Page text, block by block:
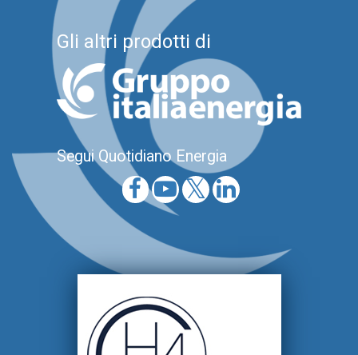
Gli altri prodotti di
Segui Quotidiano Energia